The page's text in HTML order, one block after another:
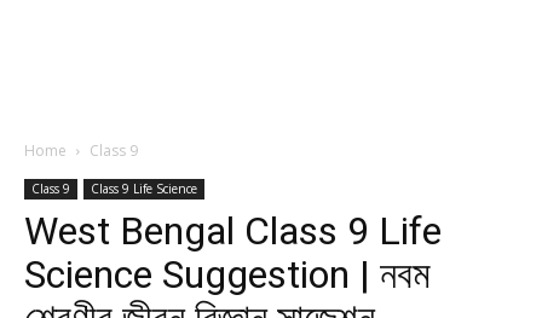
Home Class 9
Class 9 Class 9 Life Science
West Bengal Class 9 Life
Science Suggestion | নবম